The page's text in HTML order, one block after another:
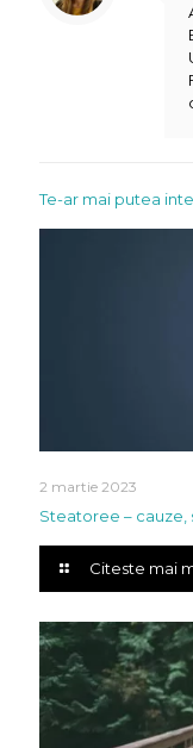
Te-ar mai putea
2 martie 2023
Steatoree –
Citeste mai